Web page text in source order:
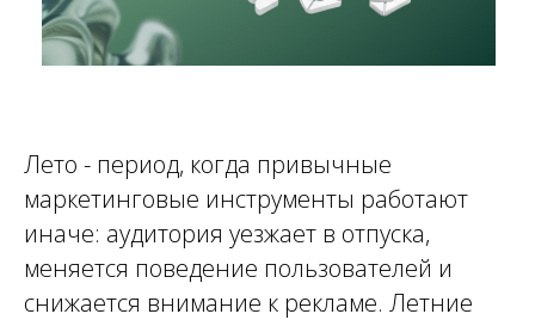
Лето - период, когда привычные
маркетинговые инструменты работают
иначе: аудитория уезжает в отпуска,
меняется поведение пользователей и
снижается внимание к рекламе. Летние